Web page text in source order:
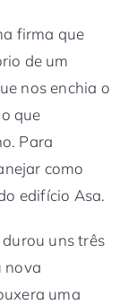
firma que
de um
nos enchia o
que
Para
como
edifício Asa.
uns três
nova
uma